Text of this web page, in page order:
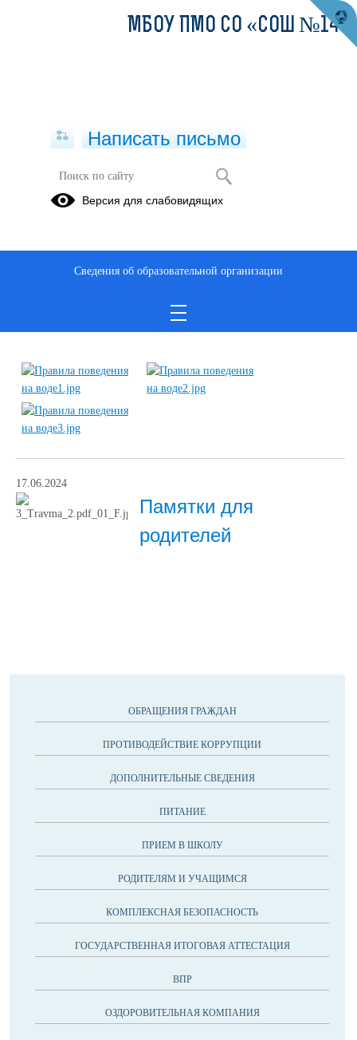
Летние каникулы
17.06.2024
Памятки для
родителей
ОБРАЩЕНИЯ ГРАЖДАН
ПРОТИВОДЕЙСТВИЕ КОРРУПЦИИ
ДОПОЛНИТЕЛЬНЫЕ СВЕДЕНИЯ
ПИТАНИЕ
ПРИЕМ В ШКОЛУ
РОДИТЕЛЯМ И УЧАЩИМСЯ
КОМПЛЕКСНАЯ БЕЗОПАСНОСТЬ
ГОСУДАРСТВЕННАЯ ИТОГОВАЯ АТТЕСТАЦИЯ
ВПР
ОЗДОРОВИТЕЛЬНАЯ КОМПАНИЯ
МБОУ ПМО СО «СОШ №14»
Написать письмо
Версия для слабовидящих
Сведения об образовательной организации